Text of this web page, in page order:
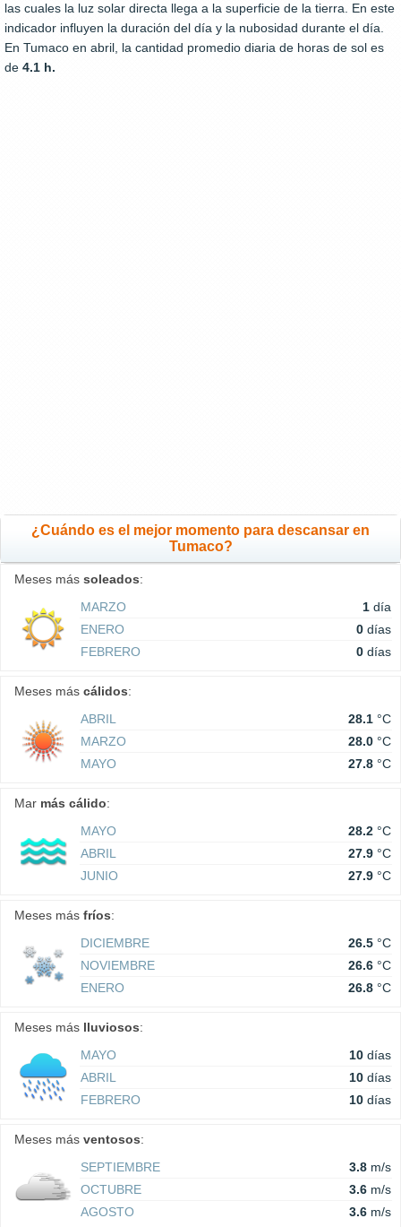
las cuales la luz solar directa llega a la superficie de la tierra. En este
indicador influyen la duración del día y la nubosidad durante el día.
En Tumaco en abril, la cantidad promedio diaria de horas de sol es
de 4.1 h.
¿Cuándo es el mejor momento para descansar en
Tumaco?
Meses más soleados:
MARZO
1 día
ENERO
0 días
FEBRERO
0 días
Meses más cálidos:
ABRIL
28.1 °C
MARZO
28.0 °C
MAYO
27.8 °C
Mar más cálido:
MAYO
28.2 °C
ABRIL
27.9 °C
JUNIO
27.9 °C
Meses más fríos:
DICIEMBRE
26.5 °C
NOVIEMBRE
26.6 °C
ENERO
26.8 °C
Meses más lluviosos:
MAYO
10 días
ABRIL
10 días
FEBRERO
10 días
Meses más ventosos:
SEPTIEMBRE
3.8 m/s
OCTUBRE
3.6 m/s
AGOSTO
3.6 m/s